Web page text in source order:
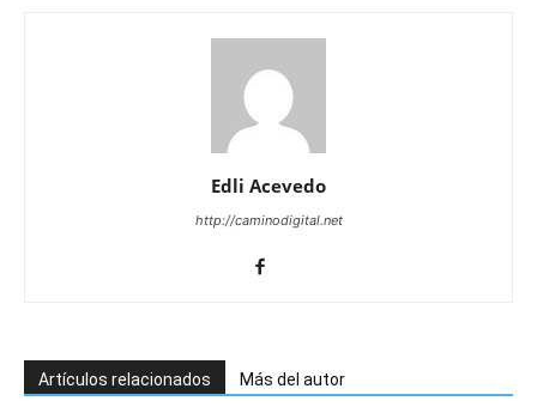
Edli Acevedo
http://caminodigital.net
Artículos relacionados Más del autor